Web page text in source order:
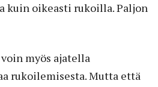
kuin oikeasti rukoilla. Paljon
myös ajatella
rukoilemisesta. Mutta että